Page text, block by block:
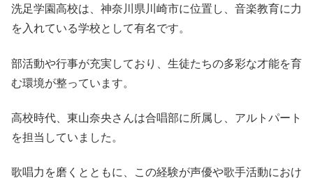
洗足学園高校は、神奈川県川崎市に位置し、音楽教育に力
を入れている学校として有名です。
部活動や行事が充実しており、生徒たちの多彩な才能を育
む環境が整っています。
高校時代、東山奈央さんは合唱部に所属し、アルトパート
を担当していました。
歌唱力を磨くとともに、この経験が声優や歌手活動におけ